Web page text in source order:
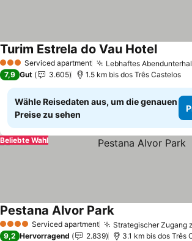
3 SterneServiced apartment Lebhaftes
Turim Estrela do Vau HotelPreise
7,9 Gut 3.605 1.5 km bis dos Três Castelos
Wähle Reisedaten aus, um die genauen
Preise zu sehen
Beliebte Wahl
4 Sterne Serviced apartment Strategischer Zugang
Pestana Alvor ParkPreise sehen
9,2 Hervorragend 2.839 3.1 km bis dos Três